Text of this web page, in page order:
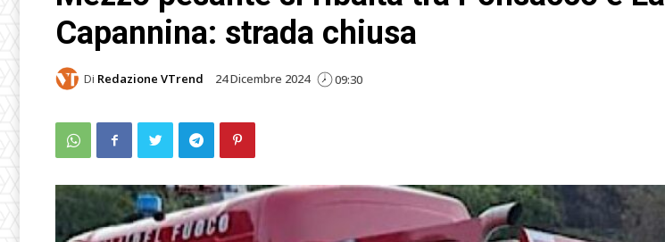
Capannina: strada chiusa
Di Redazione VTrend 24 Dicembre 2024 09:30